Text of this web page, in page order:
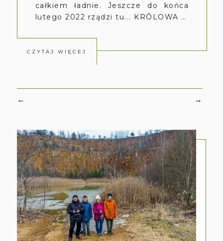
całkiem ładnie. Jeszcze do końca
lutego 2022 rządzi tu... KRÓLOWA …
CZYTAJ WIĘCEJ
← →